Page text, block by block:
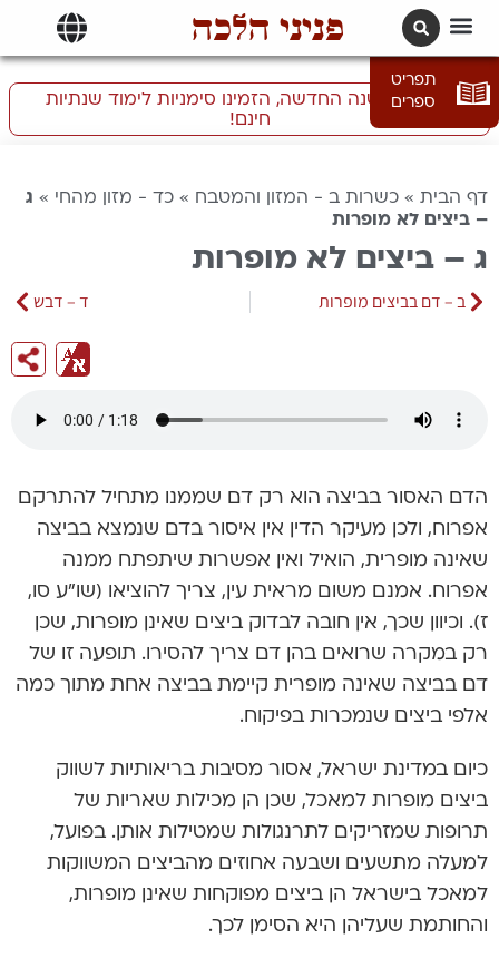
פניני הלכה
תפריט
ספרים
התכוננו לשנה החדשה, הזמינו סימניות לימוד שנתיות
חינם!
דף הבית » כשרות ב - המזון והמטבח » כד - מזון מהחי » ג
– ביצים לא מופרות
ג – ביצים לא מופרות
ב – דם בביצים מופרות ד – דבש
הדם האסור בביצה הוא רק דם שממנו מתחיל להתרקם
אפרוח, ולכן מעיקר הדין אין איסור בדם שנמצא בביצה
שאינה מופרית, הואיל ואין אפשרות שיתפתח ממנה
אפרוח. אמנם משום מראית עין, צריך להוציאו (שו”ע סו,
ז). וכיוון שכך, אין חובה לבדוק ביצים שאינן מופרות, שכן
רק במקרה שרואים בהן דם צריך להסירו. תופעה זו של
דם בביצה שאינה מופרית קיימת בביצה אחת מתוך כמה
אלפי ביצים שנמכרות בפיקוח.
כיום במדינת ישראל, אסור מסיבות בריאותיות לשווק
ביצים מופרות למאכל, שכן הן מכילות שאריות של
תרופות שמזריקים לתרנגולות שמטילות אותן. בפועל,
למעלה מתשעים ושבעה אחוזים מהביצים המשווקות
למאכל בישראל הן ביצים מפוקחות שאינן מופרות,
והחותמת שעליהן היא הסימן לכך.